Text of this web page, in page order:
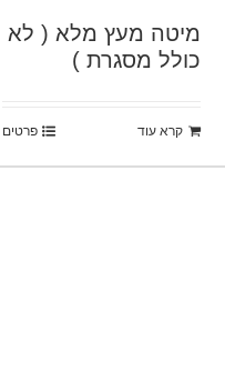
מיטה מעץ מלא ( לא
כולל מסגרת )
קרא עוד פרטים